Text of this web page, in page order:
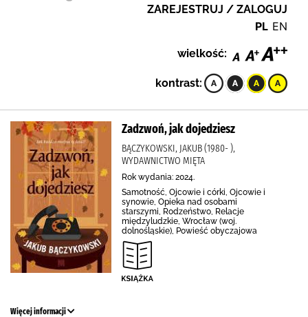
ZAREJESTRUJ / ZALOGUJ
PL EN
wielkość:
kontrast:
Zadzwoń, jak dojedziesz
BĄCZYKOWSKI, JAKUB (1980- ),
WYDAWNICTWO MIĘTA
Rok wydania: 2024.
Samotność, Ojcowie i córki, Ojcowie i
synowie, Opieka nad osobami
starszymi, Rodzeństwo, Relacje
międzyludzkie, Wrocław (woj.
dolnośląskie), Powieść obyczajowa
Więcej informacji